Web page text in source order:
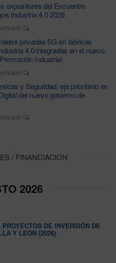
expositores del Encuentro
Industria 4.0 2026
privadas 5G en fábricas
4.0 integradas en el nuevo
Industrial
y Seguridad, eje prioritario en
del nuevo gobierno de
/ FINANCIACIÓN
2026
DE INVERSIÓN DE
Y LEÓN (2026)